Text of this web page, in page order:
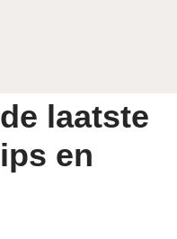
laatste
en